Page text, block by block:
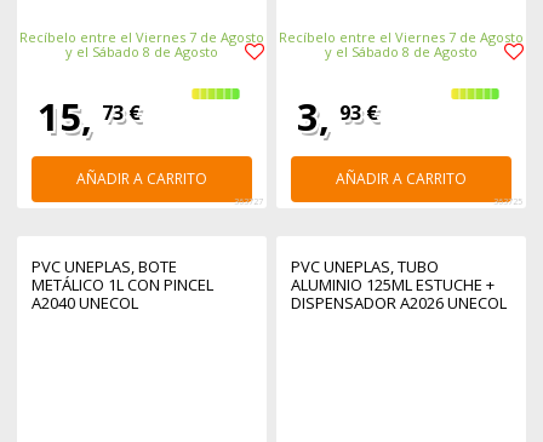
Recíbelo entre el Viernes 7 de Agosto
y el Sábado 8 de Agosto
15, 73 €
AÑADIR A CARRITO
363727
Recíbelo entre el Viernes 7 de Agosto
y el Sábado 8 de Agosto
3, 93 €
AÑADIR A CARRITO
363725
PVC UNEPLAS, BOTE
METÁLICO 1L CON PINCEL
A2040 UNECOL
PVC UNEPLAS, TUBO
ALUMINIO 125ML ESTUCHE +
DISPENSADOR A2026 UNECOL